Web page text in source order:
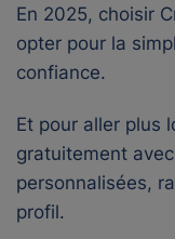
En 2025, choisir
opter pour la
confiance.
Et pour aller plus
gratuitement
personnalisées,
profil.